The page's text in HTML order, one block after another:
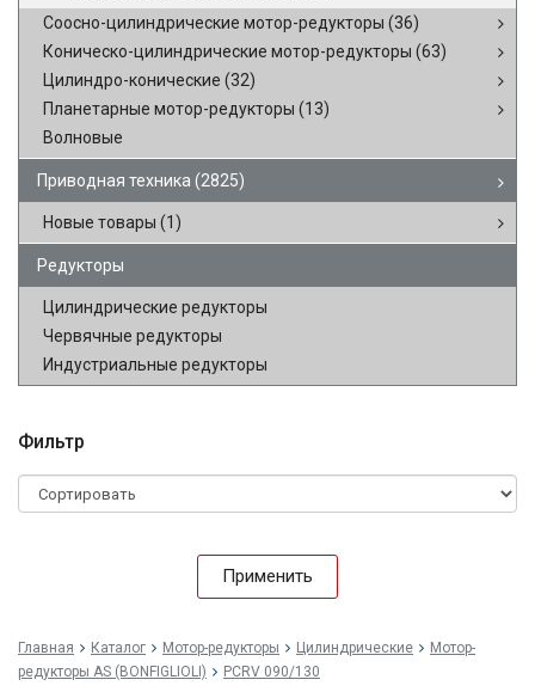
Соосно-цилиндрические мотор-редукторы (36)
Коническо-цилиндрические мотор-редукторы (63)
Цилиндро-конические (32)
Планетарные мотор-редукторы (13)
Волновые
Приводная техника (2825)
Новые товары (1)
Редукторы
Цилиндрические редукторы
Червячные редукторы
Индустриальные редукторы
Фильтр
Применить
Главная Каталог Мотор-редукторы Цилиндрические
Мотор-
редукторы AS (BONFIGLIOLI)
PCRV 090/130